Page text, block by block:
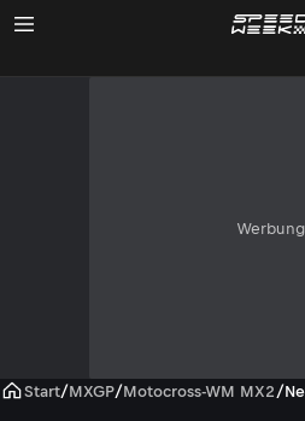
Werbung
Start/MXGP/Motocross-WM MX2 /